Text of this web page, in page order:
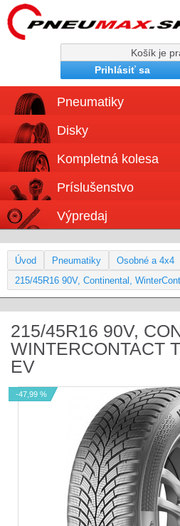
Košík je
Prihlásiť sa
Pneumatiky
Disky
Kompletná kolesa
Príslušenstvo
Výpredaj
Úvod Pneumatiky Osobné a 4x4
215/45R16 90V, Continental,
215/45R16 90V,
WINTERCONTACT
EV
-47,99 %